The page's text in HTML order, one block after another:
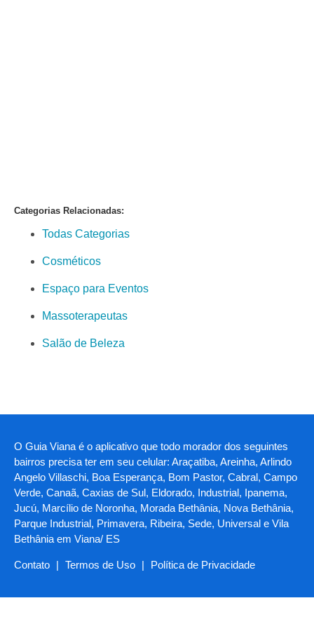
Categorias Relacionadas:
Todas Categorias
Cosméticos
Espaço para Eventos
Massoterapeutas
Salão de Beleza
O Guia Viana é o aplicativo que todo morador dos seguintes
bairros precisa ter em seu celular: Araçatiba, Areinha, Arlindo
Angelo Villaschi, Boa Esperança, Bom Pastor, Cabral, Campo
Verde, Canaã, Caxias de Sul, Eldorado, Industrial, Ipanema,
Jucú, Marcílio de Noronha, Morada Bethânia, Nova Bethânia,
Parque Industrial, Primavera, Ribeira, Sede, Universal e Vila
Bethânia em Viana/ ES
Contato | Termos de Uso | Política de Privacidade